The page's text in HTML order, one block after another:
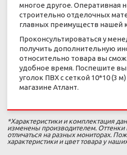
многое другое. Оперативная
строительно отделочных
главных преимуществ нашей
Проконсультироваться у
получить дополнительную
относительно товара вы
удобное время. Поспешите
уголок ПВХ с сеткой 10*10 (3
магазине Атлант.
*Характеристики и комплектация
изменены производителем. Оттенки
отличаться на разных мониторах.
характеристики и цвет товара у